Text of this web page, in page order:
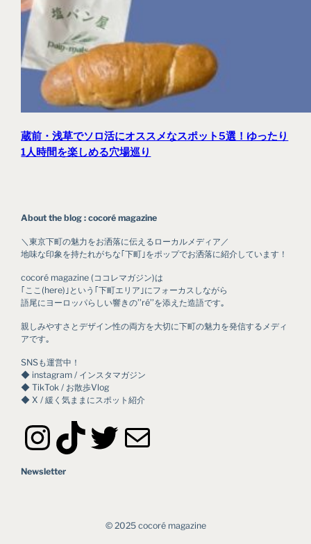
蔵前・浅草でソロ活にオススメなスポット5選！ゆったり
1人時間を楽しめる穴場巡り
About the blog : cocoré magazine
＼東京下町の魅力をお洒落に伝えるローカルメディア／
地味な印象を持たれがちな｢下町｣をポップでお洒落に紹介しています！
cocoré magazine (ココレマガジン)は
｢ここ(here)｣という｢下町エリア｣にフォーカスしながら
語尾にヨーロッパらしい響きの’’ré’’を添えた造語です｡
親しみやすさとデザイン性の両方を大切に下町の魅力を発信するメディ
アです｡
SNSも運営中！
◆ instagram / インスタマガジン
◆ TikTok / お散歩Vlog
◆ X / 緩く気ままにスポット紹介
InstagramTikTok Twitter メール
Newsletter
©︎ 2025 cocoré magazine